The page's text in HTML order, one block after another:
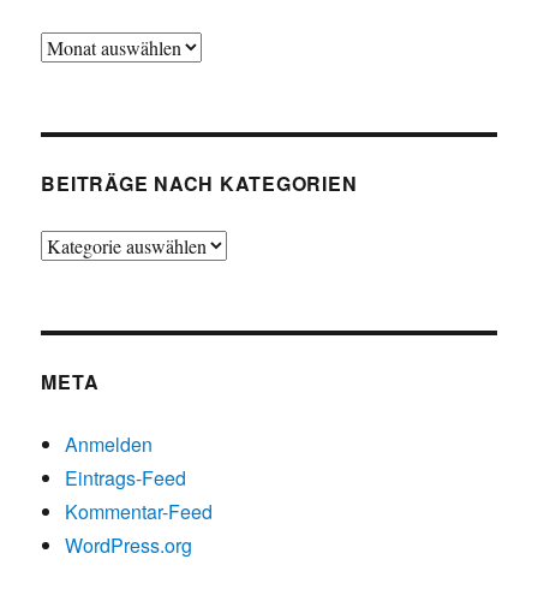
Beiträge
BEITRÄGE NACH KATEGORIEN
Beiträge
META
Anmelden
Eintrags-Feed
Kommentar-Feed
WordPress.org